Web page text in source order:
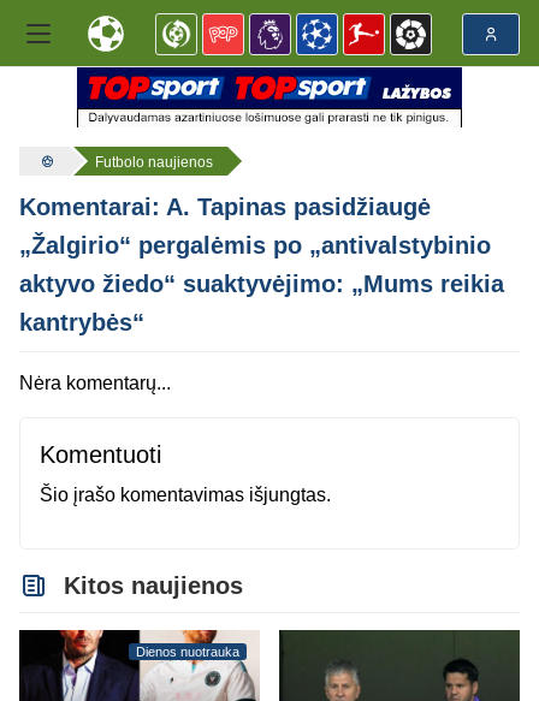
Futbolo naujienos
Komentarai: A. Tapinas pasidžiaugė
„Žalgirio“ pergalėmis po „antivalstybinio
aktyvo žiedo“ suaktyvėjimo: „Mums reikia
kantrybės“
Nėra komentarų...
Komentuoti
Šio įrašo komentavimas išjungtas.
Kitos naujienos
Dienos nuotrauka